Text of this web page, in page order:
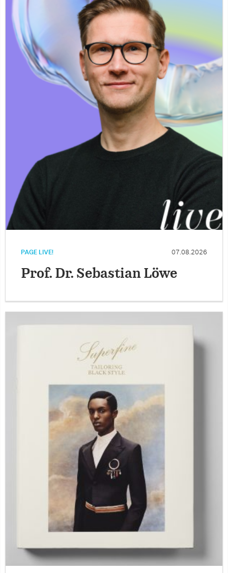
PAGE LIVE! 07.08.2026
Prof. Dr. Sebastian Löwe